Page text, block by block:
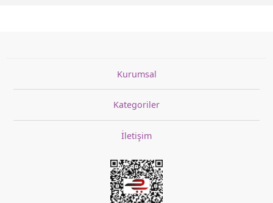
Kurumsal
Kategoriler
İletişim